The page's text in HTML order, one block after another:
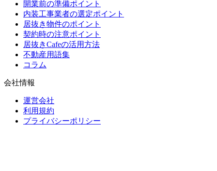
開業前の準備ポイント
内装工事業者の選定ポイント
居抜き物件のポイント
契約時の注意ポイント
居抜きCafeの活用方法
不動産用語集
コラム
会社情報
運営会社
利用規約
プライバシーポリシー